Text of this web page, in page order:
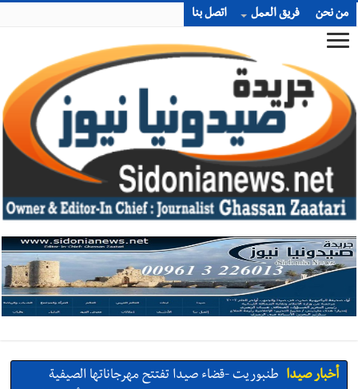
من نحن فريق العمل اتصل بنا
أخبار صيدا طنبوريت -قضاء صيدا تفتتح مهرجاناتها الصيفية